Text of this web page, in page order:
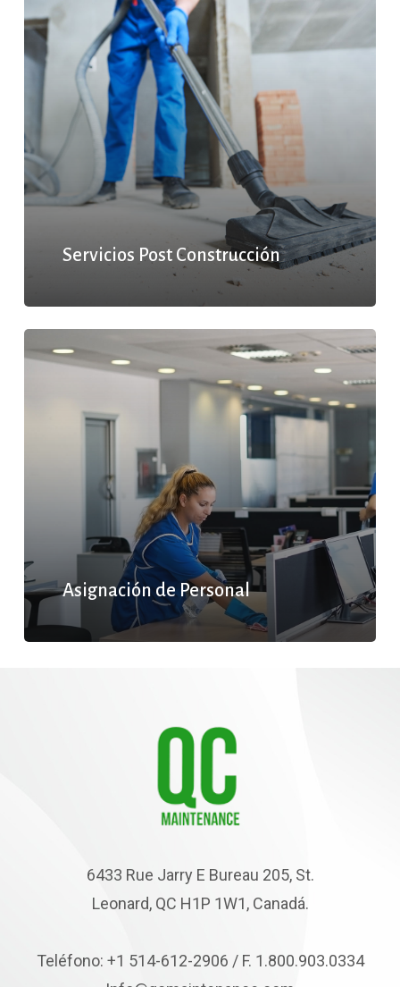
Servicios Post Construcción
Asignación de Personal
6433 Rue Jarry E Bureau 205, St.
Leonard, QC H1P 1W1, Canadá.
Teléfono: +1 514-612-2906 / F. 1.800.903.0334